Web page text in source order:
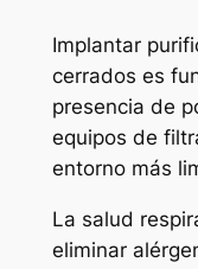
Implantar
cerrados es
presencia de
equipos de
entorno más
La salud
eliminar